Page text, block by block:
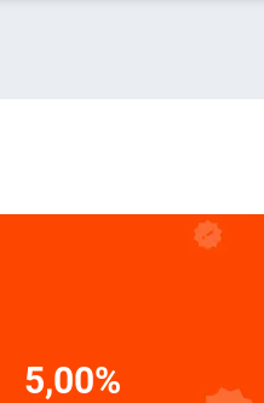
5,00%